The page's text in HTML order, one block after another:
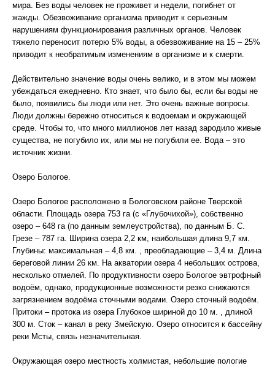
мира. Без воды человек не проживет и недели, погибнет от
жажды. Обезвоживание организма приводит к серьезным
нарушениям функционирования различных органов. Человек
тяжело переносит потерю 5% воды, а обезвоживание на 15 – 25%
приводит к необратимым изменениям в организме и к смерти.
Действительно значение воды очень велико, и в этом мы можем
убеждаться ежедневно. Кто знает, что было бы, если бы воды не
было, появились бы люди или нет. Это очень важные вопросы.
Люди должны бережно относиться к водоемам и окружающей
среде. Чтобы то, что много миллионов лет назад зародило живые
существа, не погубило их, или мы не погубили ее. Вода – это
источник жизни.
Озеро Бологое.
Озеро Бологое расположено в Бологовском районе Тверской
области. Площадь озера 753 га (с «Глубочихой»), собственно
озеро – 648 га (по данным землеустройства), по данным Б. С.
Грезе – 787 га. Ширина озера 2,2 км, наибольшая длина 9,7 км.
Глубины: максимальная – 4,8 км. , преобладающие – 3,4 м. Длина
береговой линии 26 км. На акватории озера 4 небольших острова,
несколько отмелей. По продуктивности озеро Бологое эвтрофный
водоём, однако, продукционные возможности резко снижаются
загрязнением водоёма сточными водами. Озеро сточный водоём.
Притоки – протока из озера Глубокое шириной до 10 м. , длиной
300 м. Сток – канал в реку Змейскую. Озеро относится к бассейну
реки Мсты, связь незначительная.
Окружающая озеро местность холмистая, небольшие пологие